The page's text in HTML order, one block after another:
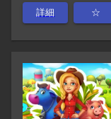
詳細 ☆